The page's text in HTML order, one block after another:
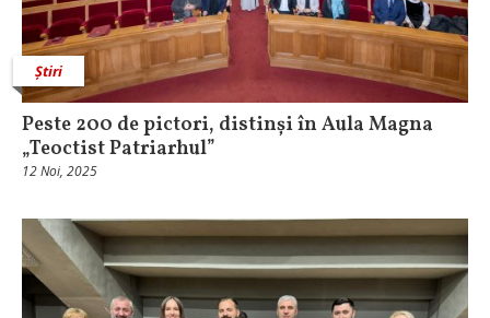
Știri
Peste 200 de pictori, distinși în Aula Magna
„Teoctist Patriarhul”
12 Noi, 2025